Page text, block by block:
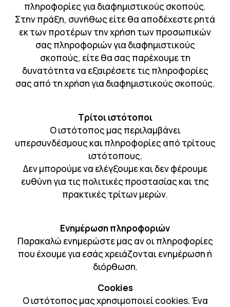
πληροφορίες για διαφημιστικούς σκοπούς.
Στην πράξη, συνήθως είτε θα αποδέχεστε ρητά
εκ των προτέρων την χρήση των προσωπικών
σας πληροφοριών για διαφημιστικούς
σκοπούς, είτε θα σας παρέχουμε τη
δυνατότητα να εξαιρέσετε τις πληροφορίες
σας από τη χρήση για διαφημιστικούς σκοπούς.
Τρίτοι ιστότοποι
Ο ιστότοπος μας περιλαμβάνει
υπερσυνδέσμους και πληροφορίες από τρίτους
ιστότοπους.
Δεν μπορούμε να ελέγξουμε και δεν φέρουμε
ευθύνη για τις πολιτικές προστασίας και της
πρακτικές τρίτων μερών.
Ενημέρωση πληροφοριών
Παρακαλώ ενημερώστε μας αν οι πληροφορίες
που έχουμε για εσάς χρειάζονται ενημέρωση ή
διόρθωση.
Cookies
Ο ιστότοπος μας χρησιμοποιεί cookies. Ένα